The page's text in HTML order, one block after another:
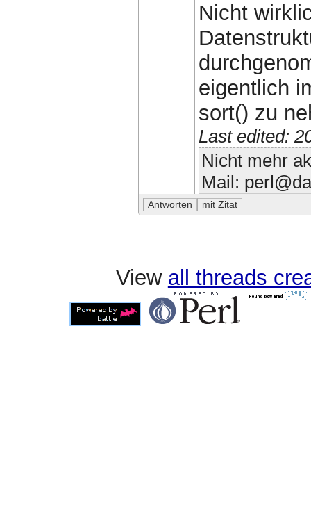
Nicht
eigentlich
sort() zu
Last edited:
Nicht mehr
Mail:
View all threads